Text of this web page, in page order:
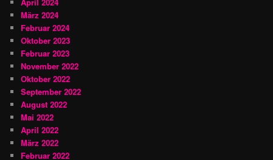
März 2024
Februar 2024
Oktober 2023
Februar 2023
November 2022
Oktober 2022
September 2022
August 2022
Mai 2022
April 2022
März 2022
Februar 2022